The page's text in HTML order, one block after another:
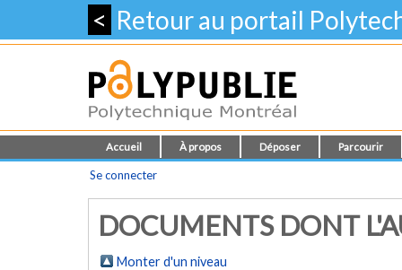
< Retour au portail
Accueil À propos Déposer Parcourir
Se connecter
DOCUMENTS DONT
Monter d'un niveau